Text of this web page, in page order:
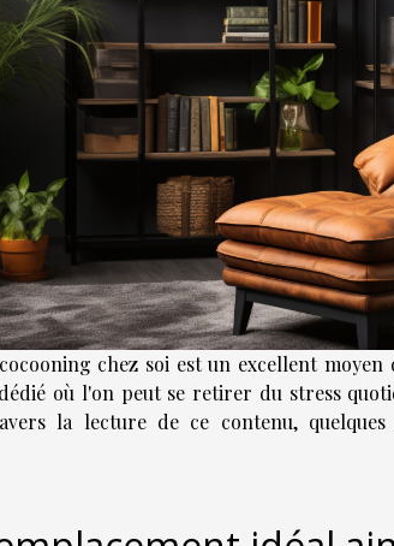
chez soi est un excellent moyen
où l'on peut se retirer du stress
la lecture de ce contenu,